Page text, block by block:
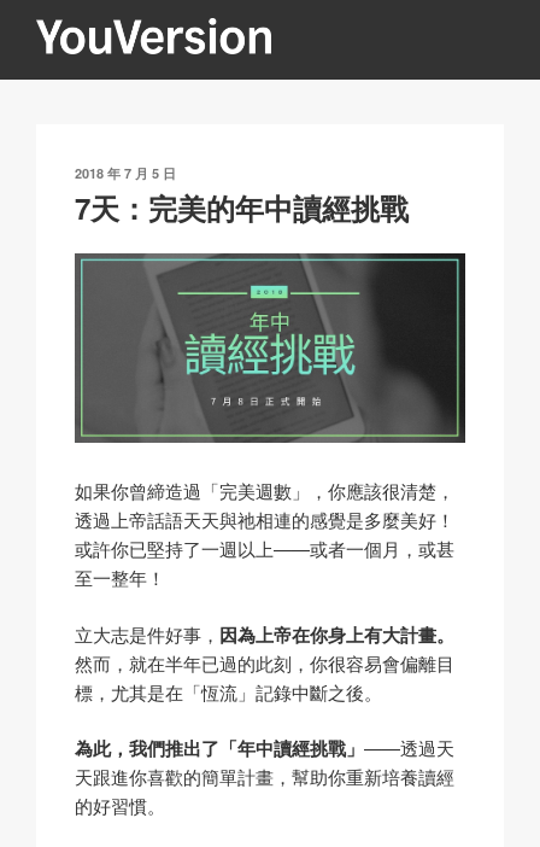
YOUVERSION
Seeking God every day.
發
於
2018 年 7 月 5 日
7天：完美的年中讀經挑戰
如果你曾締造過「完美週數」，你應該很清楚，
透過上帝話語天天與祂相連的感覺是多麼美好！
或許你已堅持了一週以上——或者一個月，或甚
至一整年！
立大志是件好事， 因為上帝在你身上有大計畫。
然而，就在半年已過的此刻，你很容易會偏離目
標，尤其是在「恆流」記錄中斷之後。
為此，我們推出了「年中讀經挑戰」 ——透過天
天跟進你喜歡的簡單計畫，幫助你重新培養讀經
的好習慣。